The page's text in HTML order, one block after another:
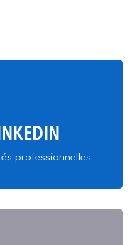
professionnelles